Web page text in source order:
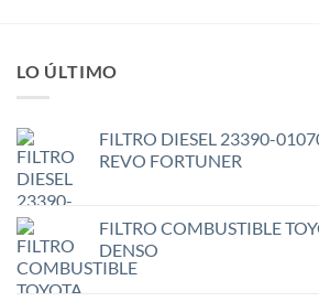
LO ÚLTIMO
FILTRO DIESEL 23390-
REVO FORTUNER
FILTRO COMBUSTIBLE
DENSO